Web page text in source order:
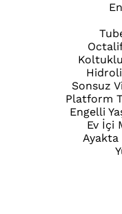
Sonsuz
Platform
Engelli
Ev İçi
Ayakta